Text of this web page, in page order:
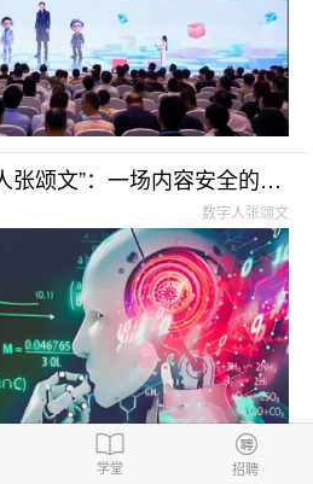
从195元螃蟹到“数字人张颂文”：一场内容安全的AI暗战， 正在激烈上演
数字人张颂文
学堂 招聘